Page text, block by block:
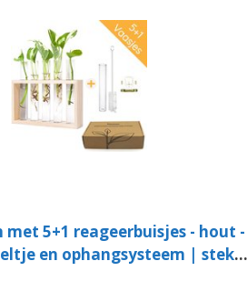
5+1 reageerbuisjes - hout -
en ophangsysteem | stek